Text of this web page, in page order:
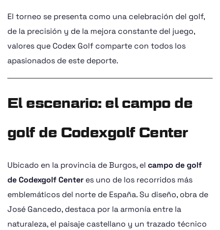
El torneo se presenta como una celebración del golf,
de la precisión y de la mejora constante del juego,
valores que Codex Golf comparte con todos los
apasionados de este deporte.
El escenario: el campo de
golf de Codexgolf Center
Ubicado en la provincia de Burgos, el campo de golf
de Codexgolf Center es uno de los recorridos más
emblemáticos del norte de España. Su diseño, obra de
José Gancedo, destaca por la armonía entre la
naturaleza, el paisaje castellano y un trazado técnico